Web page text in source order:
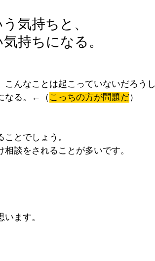
気持ちと、
持ちになる。
んなことは起こっていないだろうし
なる。←（ こっちの方が問題だ）
とでしょう。
談をされることが多いです。
ます。